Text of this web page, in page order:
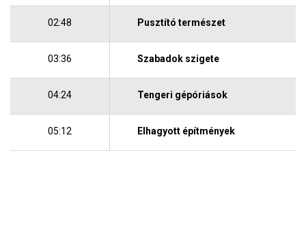
02:48 Pusztító természet
03:36 Szabadok szigete
04:24 Tengeri gépóriások
05:12 Elhagyott építmények